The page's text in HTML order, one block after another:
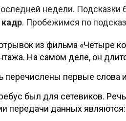
недели.
кадр. Пробежимся по
из фильма «Четыре
На самом деле, он
перечислены первые слова
был для сетевиков.
передачи данных являются: